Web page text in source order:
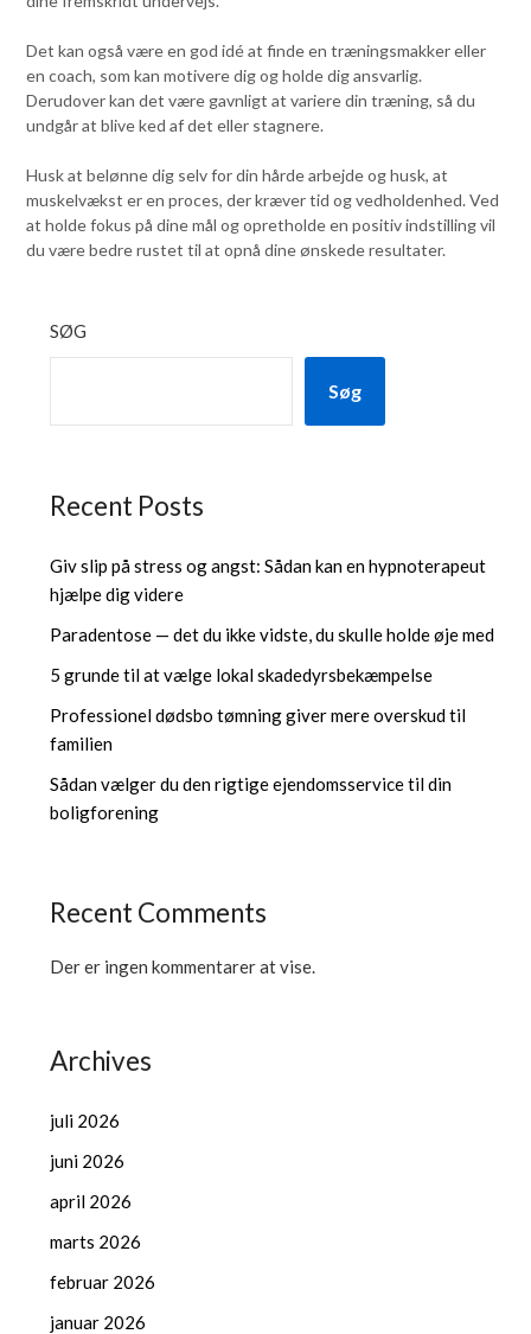
Det kan også være en god idé at finde en træningsmakker eller
en coach, som kan motivere dig og holde dig ansvarlig.
Derudover kan det være gavnligt at variere din træning, så du
undgår at blive ked af det eller stagnere.
Husk at belønne dig selv for din hårde arbejde og husk, at
muskelvækst er en proces, der kræver tid og vedholdenhed. Ved
at holde fokus på dine mål og opretholde en positiv indstilling vil
du være bedre rustet til at opnå dine ønskede resultater.
SØG
Søg
Recent Posts
Giv slip på stress og angst: Sådan kan en hypnoterapeut
hjælpe dig videre
Paradentose — det du ikke vidste, du skulle holde øje med
5 grunde til at vælge lokal skadedyrsbekæmpelse
Professionel dødsbo tømning giver mere overskud til
familien
Sådan vælger du den rigtige ejendomsservice til din
boligforening
Recent Comments
Der er ingen kommentarer at vise.
Archives
juli 2026
juni 2026
april 2026
marts 2026
februar 2026
januar 2026